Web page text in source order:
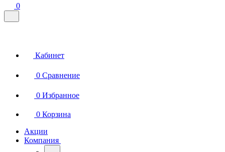
0
Кабинет
0 Сравнение
0 Избранное
0 Корзина
Акции
Компания